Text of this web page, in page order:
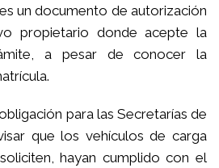
un documento de autorización
propietario donde acepte la
a pesar de conocer la
para las Secretarías de
que los vehículos de carga
hayan cumplido con el